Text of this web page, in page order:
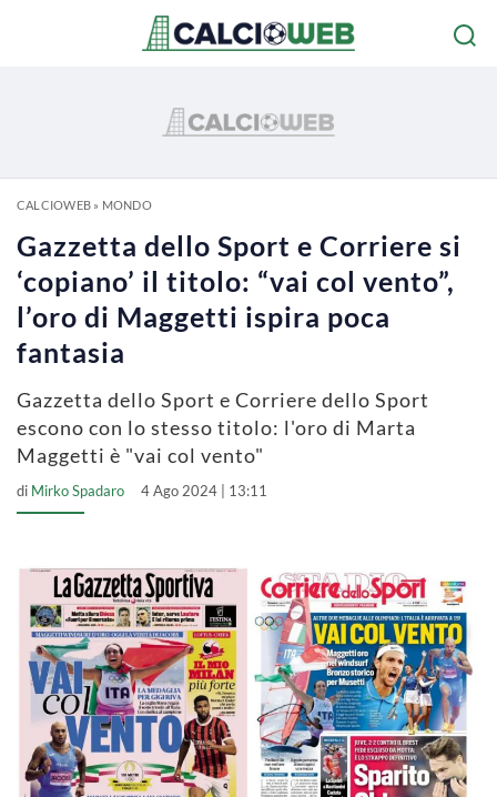
CALCIOWEB» MONDO
Gazzetta dello Sport e Corriere si
‘copiano’ il titolo: “vai col vento”,
l’oro di Maggetti ispira poca
fantasia
Gazzetta dello Sport e Corriere dello Sport
escono con lo stesso titolo: l'oro di Marta
Maggetti è "vai col vento"
di Mirko Spadaro 4 Ago 2024 | 13:11